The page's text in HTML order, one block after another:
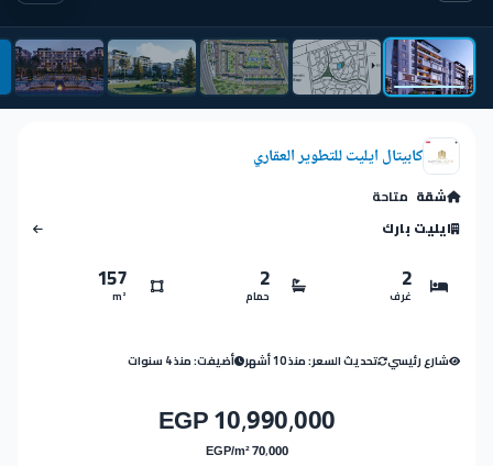
كابيتال ايليت للتطوير العقاري
شقة متاحة
ايليت بارك
2
غرف
2
حمام
157
m²
شارع رئيسي تحديث السعر: منذ 10 أشهر أضيفت: منذ 4 سنوات
10,990,000 EGP
70,000 EGP/m²